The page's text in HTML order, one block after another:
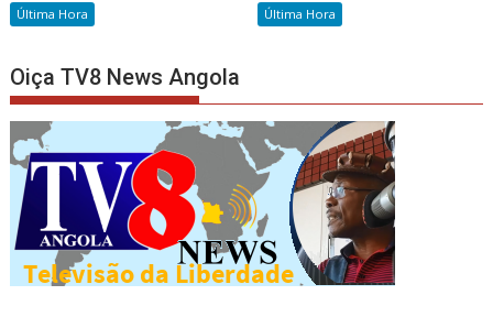
Última Hora Última Hora
Oiça TV8 News Angola